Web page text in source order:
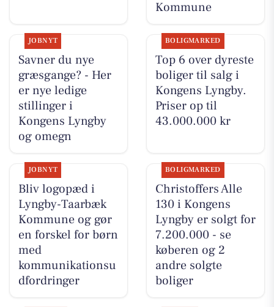
Kommune
JOBNYT
Savner du nye
græsgange? - Her
er nye ledige
stillinger i
Kongens Lyngby
og omegn
BOLIGMARKED
Top 6 over dyreste
boliger til salg i
Kongens Lyngby.
Priser op til
43.000.000 kr
JOBNYT
Bliv logopæd i
Lyngby-Taarbæk
Kommune og gør
en forskel for børn
med
kommunikationsu
dfordringer
BOLIGMARKED
Christoffers Alle
130 i Kongens
Lyngby er solgt for
7.200.000 - se
køberen og 2
andre solgte
boliger